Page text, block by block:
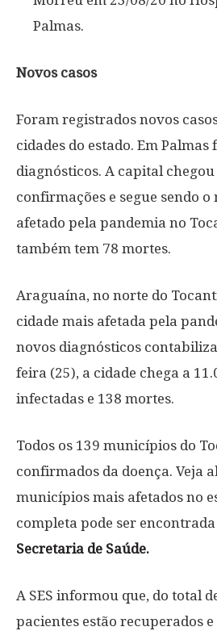
Palmas.
Novos casos
Foram registrados novos
cidades do estado. Em Palmas
diagnósticos. A capital chegou
confirmações e segue sendo
afetado pela pandemia no
também tem 78 mortes.
Araguaína, no norte do
cidade mais afetada pela
novos diagnósticos
feira (25), a cidade chega a
infectadas e 138 mortes.
Todos os 139 municípios do
confirmados da doença. Veja
municípios mais afetados no
completa pode ser
Secretaria de Saúde.
A SES informou que, do total
pacientes estão recuperados